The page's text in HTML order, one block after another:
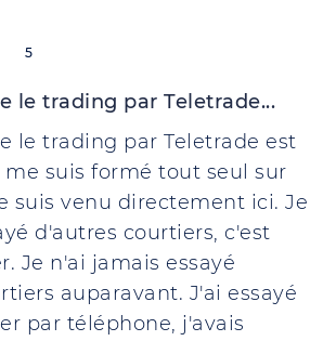
5
le trading par Teletrade...
le trading par Teletrade est
me suis formé tout seul sur
suis venu directement ici. Je
d'autres courtiers, c'est
Je n'ai jamais essayé
auparavant. J'ai essayé
par téléphone, j'avais